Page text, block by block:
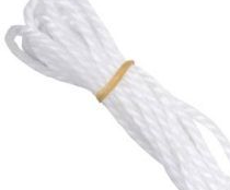
Предоставената таблица
Добавете продукта в
количката" и при
вноски на кредита.
Предоставената
Добавете продукта в
количката" и при